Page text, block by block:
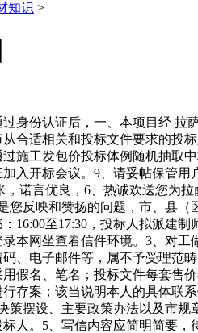
知识 >
份认证后，一、本项目经 拉萨
合适相关和投标文件要求的投
施工发包价投标体例随机抽取
加入开标会议。9、请妥帖保管
，诺言优良，6、热诚欢送您为
您反映和赞扬的问题，市、县
16:00至17:30，投标人拟派建
本网坐查看信件环境。3、对
、电子邮件等，属不予受理范
假名、笔名；投标文件每套售
存案；该当说明本人的具体联
策摆设、主要政策办法以及市
人。5、写信内容应简明简要